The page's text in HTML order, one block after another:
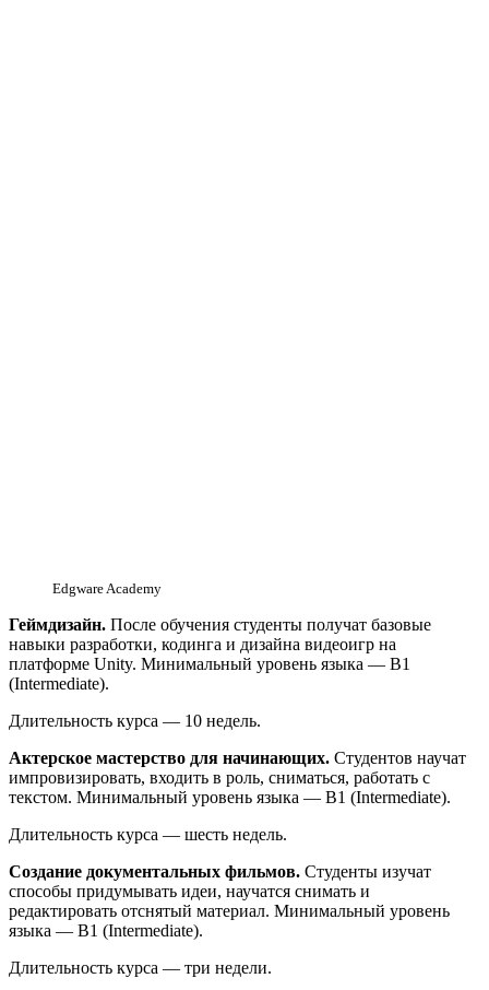
Edgware Academy
Геймдизайн. После обучения студенты получат базовые
навыки разработки, кодинга и дизайна видеоигр на
платформе Unity. Минимальный уровень языка — B1
(Intermediate).
Длительность курса — 10 недель.
Актерское мастерство для начинающих. Студентов научат
импровизировать, входить в роль, сниматься, работать с
текстом. Минимальный уровень языка — B1 (Intermediate).
Длительность курса — шесть недель.
Создание документальных фильмов. Студенты изучат
способы придумывать идеи, научатся снимать и
редактировать отснятый материал. Минимальный уровень
языка — B1 (Intermediate).
Длительность курса — три недели.